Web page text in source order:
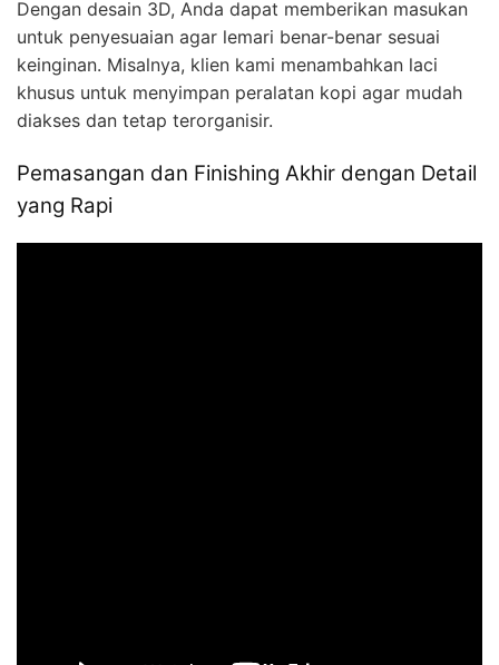
Dengan desain 3D, Anda dapat memberikan masukan
untuk penyesuaian agar lemari benar-benar sesuai
keinginan. Misalnya, klien kami menambahkan laci
khusus untuk menyimpan peralatan kopi agar mudah
diakses dan tetap terorganisir.
Pemasangan dan Finishing Akhir dengan Detail
yang Rapi